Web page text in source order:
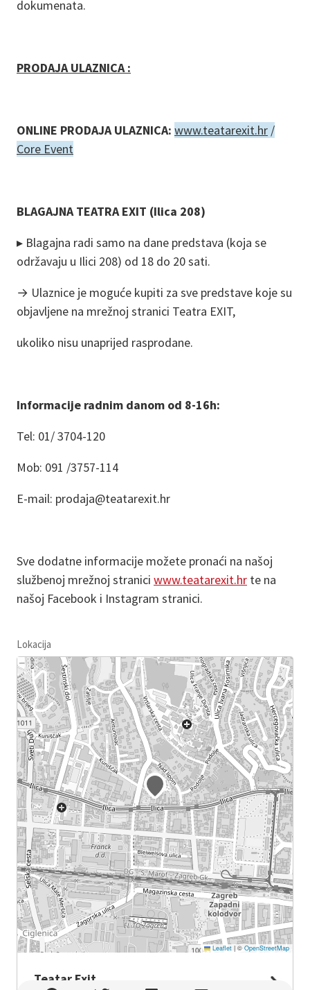
dokumenata.
PRODAJA ULAZNICA :
ONLINE PRODAJA ULAZNICA: www.teatarexit.hr /
Core Event
BLAGAJNA TEATRA EXIT (Ilica 208)
▸ Blagajna radi samo na dane predstava (koja se
održavaju u Ilici 208) od 18 do 20 sati.
→ Ulaznice je moguće kupiti za sve predstave koje su
objavljene na mrežnoj stranici Teatra EXIT,
ukoliko nisu unaprijed rasprodane.
Informacije radnim danom od 8-16h:
Tel: 01/ 3704-120
Mob: 091 /3757-114
E-mail: prodaja@teatarexit.hr
Sve dodatne informacije možete pronaći na našoj
službenoj mrežnoj stranici www.teatarexit.hr te na
našoj Facebook i Instagram stranici.
Lokacija
Leaflet |© OpenStreetMap
Teatar Exit